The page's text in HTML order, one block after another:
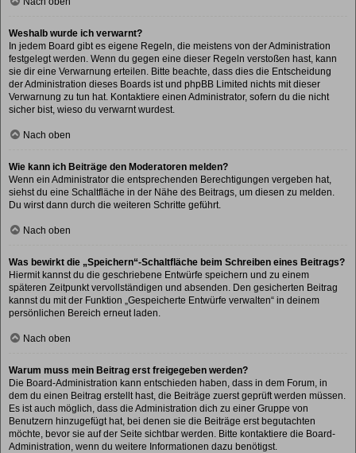
Weshalb wurde ich verwarnt?
In jedem Board gibt es eigene Regeln, die meistens von der Administration
festgelegt werden. Wenn du gegen eine dieser Regeln verstoßen hast, kann
sie dir eine Verwarnung erteilen. Bitte beachte, dass dies die Entscheidung
der Administration dieses Boards ist und phpBB Limited nichts mit dieser
Verwarnung zu tun hat. Kontaktiere einen Administrator, sofern du die nicht
sicher bist, wieso du verwarnt wurdest.
Nach oben
Wie kann ich Beiträge den Moderatoren melden?
Wenn ein Administrator die entsprechenden Berechtigungen vergeben hat,
siehst du eine Schaltfläche in der Nähe des Beitrags, um diesen zu melden.
Du wirst dann durch die weiteren Schritte geführt.
Nach oben
Was bewirkt die „Speichern“-Schaltfläche beim Schreiben eines Beitrags?
Hiermit kannst du die geschriebene Entwürfe speichern und zu einem
späteren Zeitpunkt vervollständigen und absenden. Den gesicherten Beitrag
kannst du mit der Funktion „Gespeicherte Entwürfe verwalten“ in deinem
persönlichen Bereich erneut laden.
Nach oben
Warum muss mein Beitrag erst freigegeben werden?
Die Board-Administration kann entschieden haben, dass in dem Forum, in
dem du einen Beitrag erstellt hast, die Beiträge zuerst geprüft werden müssen.
Es ist auch möglich, dass die Administration dich zu einer Gruppe von
Benutzern hinzugefügt hat, bei denen sie die Beiträge erst begutachten
möchte, bevor sie auf der Seite sichtbar werden. Bitte kontaktiere die Board-
Administration, wenn du weitere Informationen dazu benötigst.